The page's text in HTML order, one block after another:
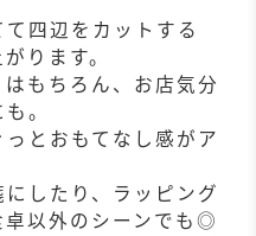
四辺をカットする
ります。
もちろん、お店気分
。
とおもてなし感がア
したり、ラッピング
卓以外のシーンでも◎